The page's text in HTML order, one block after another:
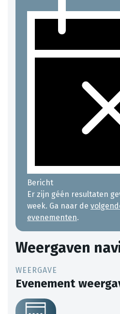
Bericht
Er zijn géén resultaten
week. Ga naar de
evenementen.
Weergaven
Evenement